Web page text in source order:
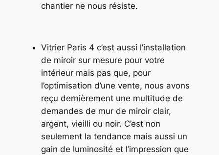
chantier ne nous résiste.
Vitrier Paris 4 c’est aussi l’installation
de miroir sur mesure pour votre
intérieur mais pas que, pour
l’optimisation d’une vente, nous avons
reçu dernièrement une multitude de
demandes de mur de miroir clair,
argent, vieilli ou noir. C’est non
seulement la tendance mais aussi un
gain de luminosité et l’impression que